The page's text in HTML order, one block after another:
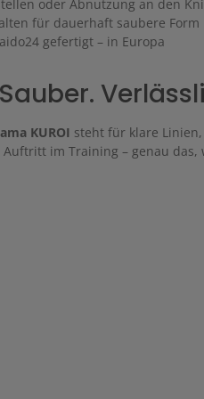
oder Abnutzung an den
für dauerhaft saubere Form
gefertigt – in Europa
KUROI steht für klare
im Training – genau das,